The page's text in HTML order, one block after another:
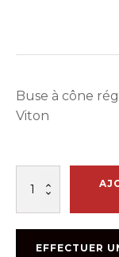
Buse à cône
Viton
6-
EFFECTUER